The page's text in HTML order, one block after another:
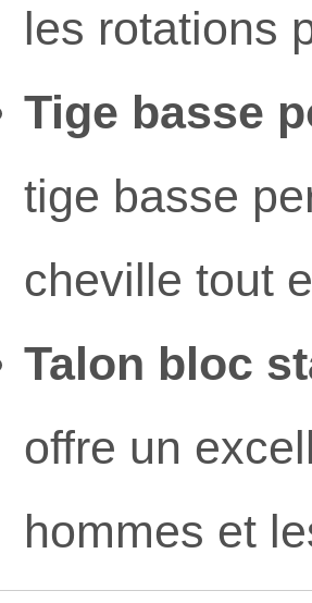
les rotations
Tige basse
tige basse
cheville tout
Talon bloc
offre un
hommes et